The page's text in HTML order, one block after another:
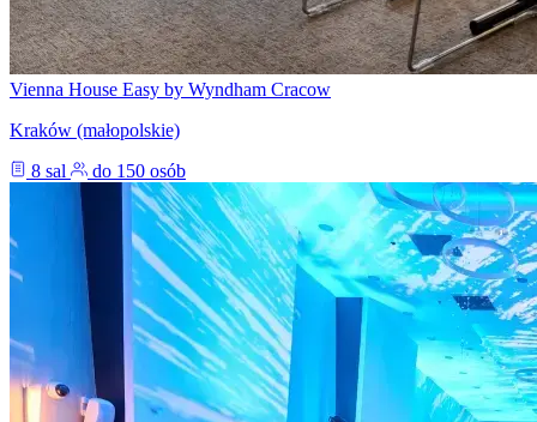
Vienna House Easy by Wyndham Cracow
Kraków (małopolskie)
8 sal
do 150 osób